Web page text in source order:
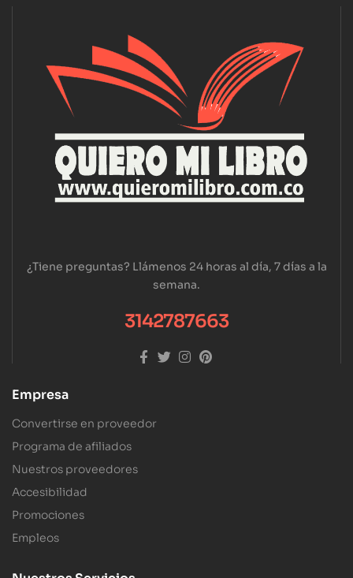
¿Tiene preguntas? Llámenos 24 horas al día, 7 días a la
semana.
3142787663
Empresa
Convertirse en proveedor
Programa de afiliados
Nuestros proveedores
Accesibilidad
Promociones
Empleos